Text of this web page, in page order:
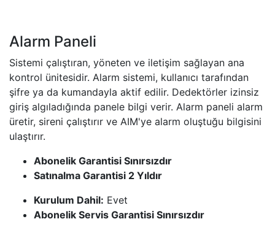
Alarm Paneli
​​Sistemi çalıştıran, yöneten ve iletişim sağlayan ana
kontrol ünitesidir. Alarm sistemi, kullanıcı tarafından
şifre ya da kumandayla aktif edilir. Dedektörler izinsiz
giriş algıladığında panele bilgi verir. Alarm paneli alarm
üretir, sireni çalıştırır ve AIM'ye alarm oluştuğu bilgisini
ulaştırır.
Abonelik Garantisi Sınırsızdır
Satınalma Garantisi 2 Yıldır
Kurulum Dahil: Evet
Abonelik Servis Garantisi Sınırsızdır